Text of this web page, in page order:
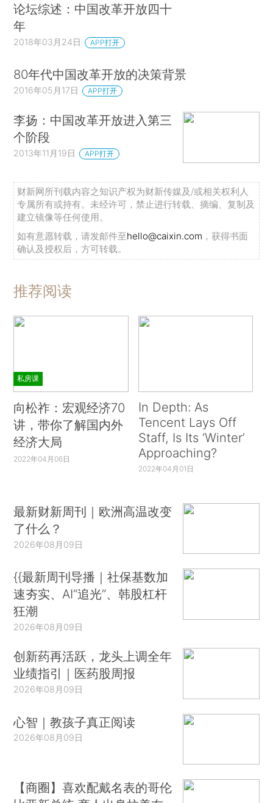
论坛综述：中国改革开放四十
年
2018年03月24日 APP打开
80年代中国改革开放的决策背景
2016年05月17日 APP打开
李扬：中国改革开放进入第三
个阶段
2013年11月19日 APP打开
财新网所刊载内容之知识产权为财新传媒及/或相关权利人
专属所有或持有。未经许可，禁止进行转载、摘编、复制及
建立镜像等任何使用。
如有意愿转载，请发邮件至hello@caixin.com ，获得书面
确认及授权后，方可转载。
推荐阅读
私房课
向松祚：宏观经济70
讲，带你了解国内外
经济大局
2022年04月06日
In Depth: As
Tencent Lays Off
Staff, Is Its ‘Winter’
Approaching?
2022年04月01日
最新财新周刊｜欧洲高温改变
了什么？
2026年08月09日
{{最新周刊导播｜社保基数加
速夯实、AI“追光”、韩股杠杆
狂潮
2026年08月09日
创新药再活跃，龙头上调全年
业绩指引｜医药股周报
2026年08月09日
心智｜教孩子真正阅读
2026年08月09日
【商圈】喜欢配戴名表的哥伦